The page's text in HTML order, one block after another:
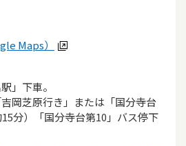
Maps）
」下車。
岡芝原行き」または「国分寺台
分）「国分寺台第10」バス停下